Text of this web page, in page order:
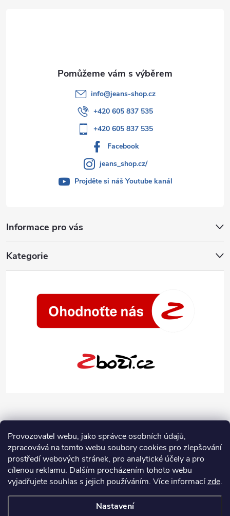
Provozovatel webu, jako správce osobních údajů,
zpracovává na tomto webu soubory cookies pro zlepšování
prostředí webových stránek, pro analytické účely a pro
cílenou reklamu. Dalším procházením tohoto webu
vyjadřujete souhlas s jejich používáním. Více informacízde.
Nastavení
Informace pro vás
Kategorie
info@jeans-shop.cz
+420 605 837 535
+420 605 837 535
Facebook
jeans_shop.cz/
Projděte si náš Youtube kanál